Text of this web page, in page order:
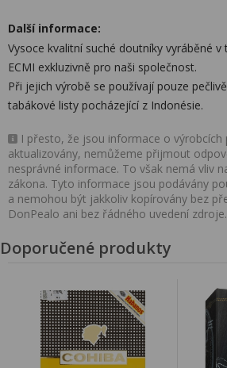
Další informace:
Vysoce kvalitní suché doutníky vyráběné v
ECMI exkluzivně pro naši společnost.
Při jejich výrobě se používají pouze
tabákové listy pocházející z Indonésie.
I přesto, že jsou informace o výrobcích
aktualizovány, nemůžeme přijmout
nesprávné informace. To však nemá vliv
zákona. Tyto informace jsou podávány
a nemohou být jakkoliv kopírovány bez
DonPealo ani bez řádného uvedení zdroje.
Doporučené produkty